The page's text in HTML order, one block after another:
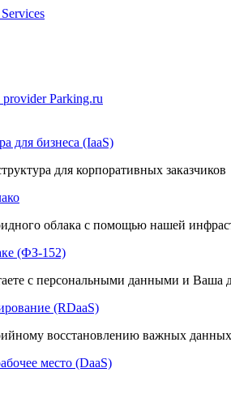
для бизнеса (IaaS)
для корпоративных заказчиков
облака с помощью нашей
(ФЗ-152)
с персональными данными и Ваша
(RDaaS)
восстановлению важных данных
место (DaaS)